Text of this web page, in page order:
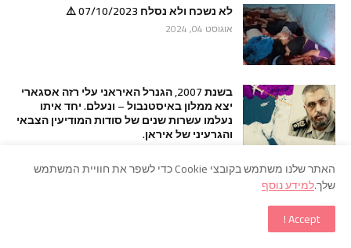
לא נשכח ולא נסלח 07/10/2023 ⚠️
אוגוסט 04, 2024
בשנת 2007, הגנרל האיראני עלי רזה אסגארי
יצא ממלון באיסטנבול – ונעלם. יחד איתו
נעלמו עשרות שנים של סודות המודיעין הצבאי
והגרעיני של איראן.
האתר שלנו משתמש בקובצי Cookie כדי לשפר את חוויית המשתמש
שלך.למידע נוסף
Accept !